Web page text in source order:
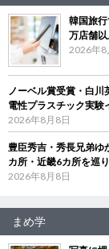
韓国旅
万店舗以
2026年8
ノーベル賞受賞・白
電性プラスチック実験
2026年8月8日
豊臣秀吉・秀長兄弟
カ所・近畿6カ所を巡
2026年8月8日
まめ学